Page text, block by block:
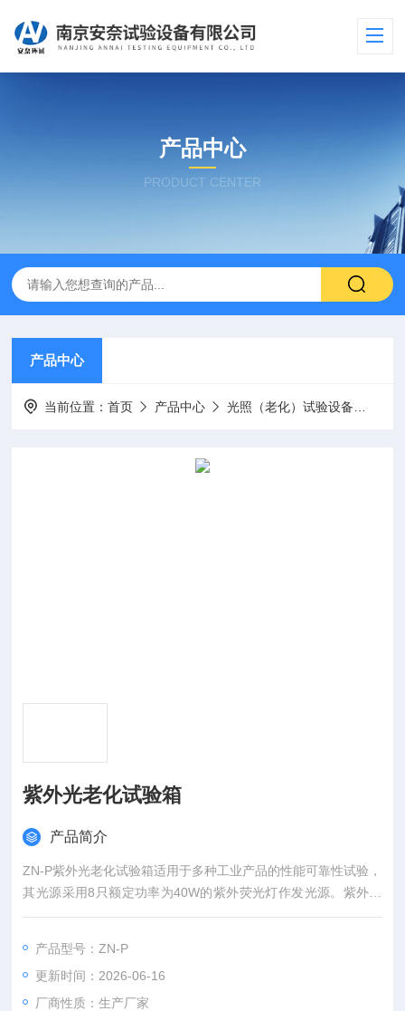
产品中心
PRODUCT CENTER
产品中心
当前位置：首页 产品中心 光照（老化）试验设备
紫外光老化试验箱
产品简介
ZN-P紫外光老化试验箱适用于多种工业产品的性能可靠性试验，
其光源采用8只额定功率为40W的紫外荧光灯作发光源。紫外线
荧光灯管，分布在机器的两侧，每侧各4只。有UVA-340和UVB-
产品型号：ZN-P
更新时间：2026-06-16
厂商性质：生产厂家